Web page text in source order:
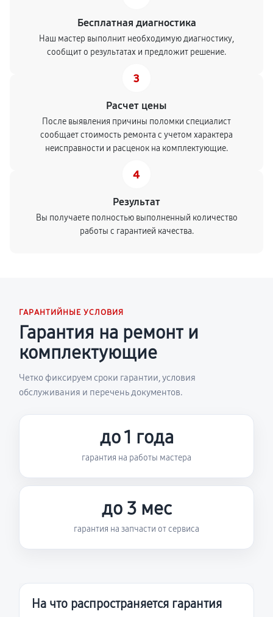
Бесплатная диагностика
Наш мастер выполнит необходимую диагностику,
сообщит о результатах и предложит решение.
3
Расчет цены
После выявления причины поломки специалист
сообщает стоимость ремонта с учетом характера
неисправности и расценок на комплектующие.
4
Результат
Вы получаете полностью выполненный количество
работы с гарантией качества.
ГАРАНТИЙНЫЕ УСЛОВИЯ
Гарантия на ремонт и
комплектующие
Четко фиксируем сроки гарантии, условия
обслуживания и перечень документов.
до 1 года
гарантия на работы мастера
до 3 мес
гарантия на запчасти от сервиса
На что распространяется гарантия